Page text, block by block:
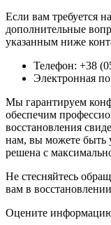
Если вам требуется
дополнительные
указанным ниже
Телефон: +38
Электронная
Мы гарантируем
обеспечим
восстановления
нам, вы можете быть
решена с
Не стесняйтесь
вам в
Оцените